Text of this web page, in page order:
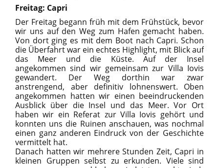
Freitag: Capri
Der Freitag begann früh mit dem Frühstück, bevor
wir uns auf den Weg zum Hafen gemacht haben.
Von dort ging es mit dem Boot nach Capri. Schon
die Überfahrt war ein echtes Highlight, mit Blick auf
das Meer und die Küste. Auf der Insel
angekommen sind wir gemeinsam zur Villa Iovis
gewandert. Der Weg dorthin war zwar
anstrengend, aber definitiv lohnenswert. Oben
angekommen hatten wir einen beeindruckenden
Ausblick über die Insel und das Meer. Vor Ort
haben wir ein Referat zur Villa Iovis gehört und
konnten uns die Ruinen anschauen, was nochmal
einen ganz anderen Eindruck von der Geschichte
vermittelt hat.
Danach hatten wir mehrere Stunden Zeit, Capri in
kleinen Gruppen selbst zu erkunden. Viele sind